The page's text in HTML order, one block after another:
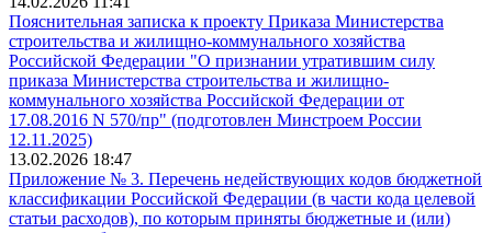
Пояснительная записка к проекту Приказа Министерства
строительства и жилищно-коммунального хозяйства
Российской Федерации "О признании утратившим силу
приказа Министерства строительства и жилищно-
коммунального хозяйства Российской Федерации от
17.08.2016 N 570/пр" (подготовлен Минстроем России
12.11.2025)
13.02.2026 18:47
Приложение № 3. Перечень недействующих кодов бюджетной
классификации Российской Федерации (в части кода целевой
статьи расходов), по которым приняты бюджетные и (или)